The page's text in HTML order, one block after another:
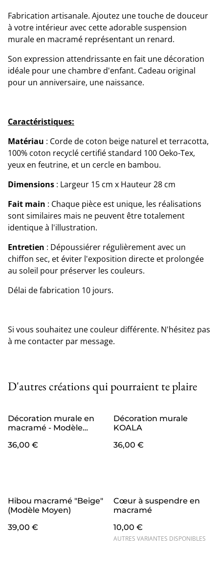
Fabrication artisanale. Ajoutez une touche de douceur
à votre intérieur avec cette adorable suspension
murale en macramé représentant un renard.
Son expression attendrissante en fait une décoration
idéale pour une chambre d'enfant. Cadeau original
pour un anniversaire, une naissance.
Caractéristiques:
Matériau : Corde de coton beige naturel et terracotta,
100% coton recyclé certifié standard 100 Oeko-Tex,
yeux en feutrine, et un cercle en bambou.
Dimensions : Largeur 15 cm x Hauteur 28 cm
Fait main : Chaque pièce est unique, les réalisations
sont similaires mais ne peuvent être totalement
identique à l'illustration.
Entretien : Dépoussiérer régulièrement avec un
chiffon sec, et éviter l'exposition directe et prolongée
au soleil pour préserver les couleurs.
Délai de fabrication 10 jours.
Si vous souhaitez une couleur différente. N'hésitez pas
à me contacter par message.
D'autres créations qui pourraient te plaire
Décoration murale en
macramé - Modèle
36,00 €
Décoration murale
KOALA
36,00 €
Hibou macramé "Beige"
(Modèle Moyen)
39,00 €
Cœur à suspendre en
macramé
10,00 €
AUTRES VARIANTES DISPONIBLES